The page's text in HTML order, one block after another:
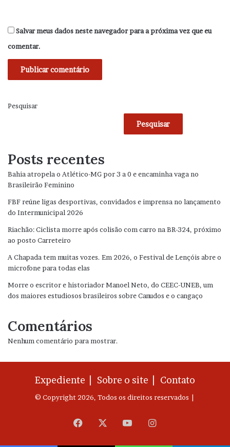
Salvar meus dados neste navegador para a próxima vez que eu
comentar.
Pesquisar
Pesquisar
Posts recentes
Bahia atropela o Atlético-MG por 3 a 0 e encaminha vaga no
Brasileirão Feminino
FBF reúne ligas desportivas, convidados e imprensa no lançamento
do Intermunicipal 2026
Riachão: Ciclista morre após colisão com carro na BR-324, próximo
ao posto Carreteiro
A Chapada tem muitas vozes. Em 2026, o Festival de Lençóis abre o
microfone para todas elas
Morre o escritor e historiador Manoel Neto, do CEEC-UNEB, um
dos maiores estudiosos brasileiros sobre Canudos e o cangaço
Comentários
Nenhum comentário para mostrar.
Expediente | Sobre o site | Contato
© Copyright 2026, Todos os direitos reservados |
Facebook YouTubeInstagram